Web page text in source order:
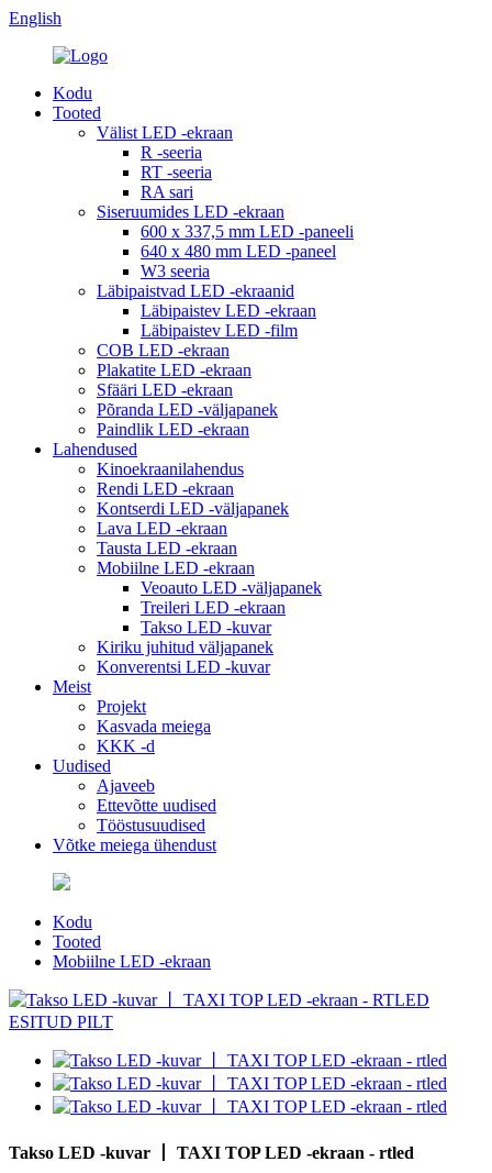
English
Kodu
Tooted
Välist LED -ekraan
R -seeria
RT -seeria
RA sari
Siseruumides LED -ekraan
600 x 337,5 mm LED -paneeli
640 x 480 mm LED -paneel
W3 seeria
Läbipaistvad LED -ekraanid
Läbipaistev LED -ekraan
Läbipaistev LED -film
COB LED -ekraan
Plakatite LED -ekraan
Sfääri LED -ekraan
Põranda LED -väljapanek
Paindlik LED -ekraan
Lahendused
Kinoekraanilahendus
Rendi LED -ekraan
Kontserdi LED -väljapanek
Lava LED -ekraan
Tausta LED -ekraan
Mobiilne LED -ekraan
Veoauto LED -väljapanek
Treileri LED -ekraan
Takso LED -kuvar
Kiriku juhitud väljapanek
Konverentsi LED -kuvar
Meist
Projekt
Kasvada meiega
KKK -d
Uudised
Ajaveeb
Ettevõtte uudised
Tööstusuudised
Võtke meiega ühendust
Kodu
Tooted
Mobiilne LED -ekraan
Takso LED -kuvar 丨 TAXI TOP LED -ekraan - rtled